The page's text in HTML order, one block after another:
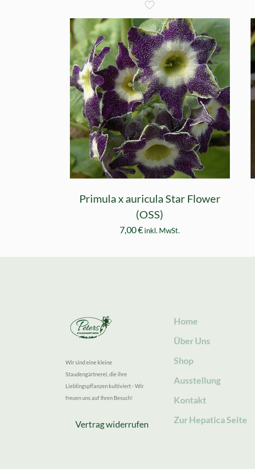
Primula x auricula Star Flower
(OSS)
7,00€ inkl. MwSt.
Wir sind eine kleine
Staudengärtnerei, die ihre
Lieblingspflanzen kultiviert - Wir
freuen uns auf Ihren Besuch!
Vertrag widerrufen
Home
Über Uns
Shop
Ausstellung
Kontakt
Zur Hepatica Seite